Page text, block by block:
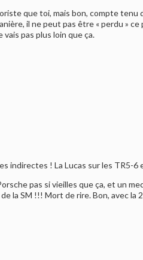
que toi, mais bon, compte
il ne peut pas être « perdu »
vais pas plus loin que ça.
indirectes ! La Lucas sur les TR5-6
pas si vieilles que ça, et un
la SM !!! Mort de rire. Bon, avec la